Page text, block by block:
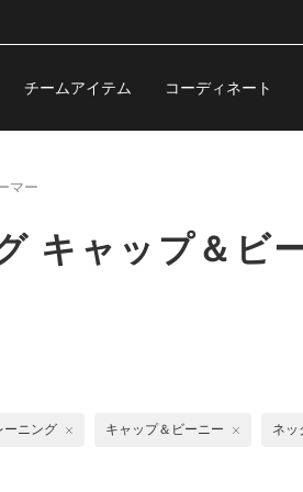
チームアイテム コーディネート
マー
キャップ＆ビ
ーニング キャップ＆ビーニー ネッ